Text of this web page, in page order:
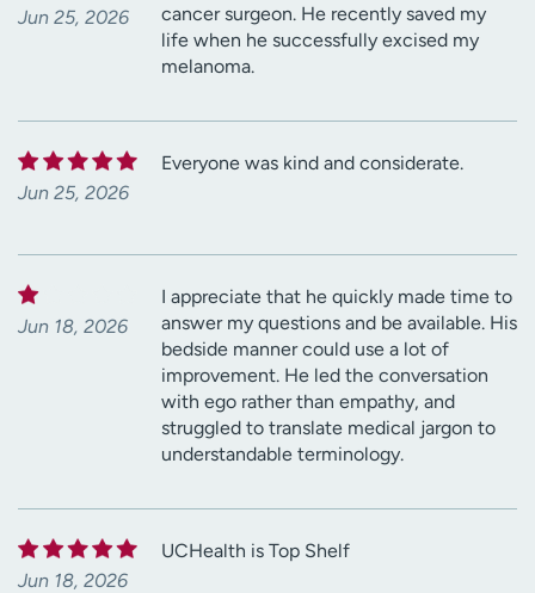
Jun 25, 2026
cancer surgeon. He recently saved my
life when he successfully excised my
melanoma.
Jun 25, 2026
Everyone was kind and considerate.
Jun 18, 2026
I appreciate that he quickly made time to
answer my questions and be available. His
bedside manner could use a lot of
improvement. He led the conversation
with ego rather than empathy, and
struggled to translate medical jargon to
understandable terminology.
Jun 18, 2026
UCHealth is Top Shelf